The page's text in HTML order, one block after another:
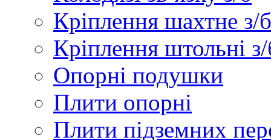
Кріплення шахтне з/б
Кріплення штольні
Опорні подушки
Плити опорні
Плити підземних